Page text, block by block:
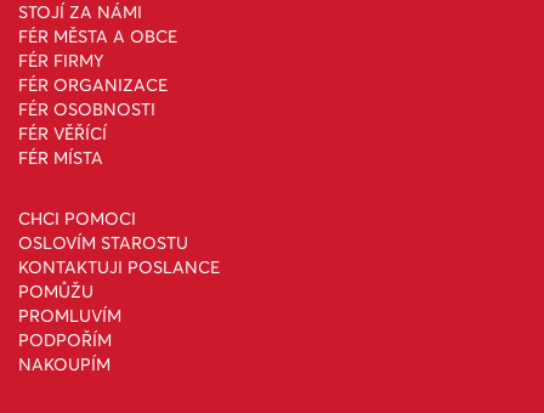
STOJÍ ZA NÁMI
FÉR MĚSTA A OBCE
FÉR FIRMY
FÉR ORGANIZACE
FÉR OSOBNOSTI
FÉR VĚŘÍCÍ
FÉR MÍSTA
CHCI POMOCI
OSLOVÍM STAROSTU
KONTAKTUJI POSLANCE
POMŮŽU
PROMLUVÍM
PODPOŘÍM
NAKOUPÍM